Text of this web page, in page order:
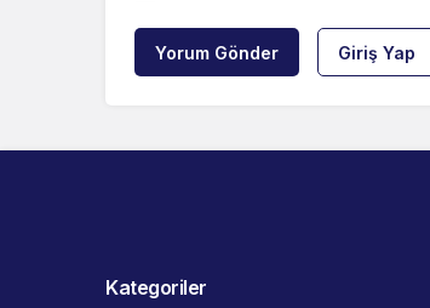
Yorum Gönder Giriş Yap
Kategoriler